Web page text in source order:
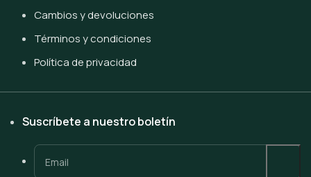
Cambios y devoluciones
Términos y condiciones
Política de privacidad
Suscríbete a nuestro boletín